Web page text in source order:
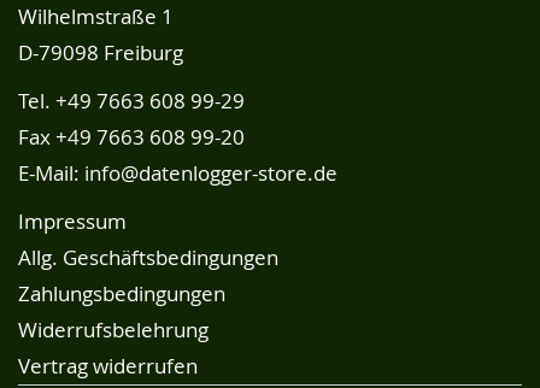
Wilhelmstraße 1
D-79098 Freiburg
Tel. +49 7663 608 99-29
Fax +49 7663 608 99-20
E-Mail: info@datenlogger-store.de
Impressum
Allg. Geschäftsbedingungen
Zahlungsbedingungen
Widerrufsbelehrung
Vertrag widerrufen